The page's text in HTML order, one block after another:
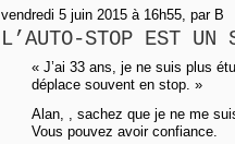
vendredi 5 juin 2015 à 16h55, par B
L’AUTO-STOP EST UN
« J’ai 33 ans, je ne suis plus
déplace souvent en stop. »
Alan, , sachez que je ne me
Vous pouvez avoir confiance.